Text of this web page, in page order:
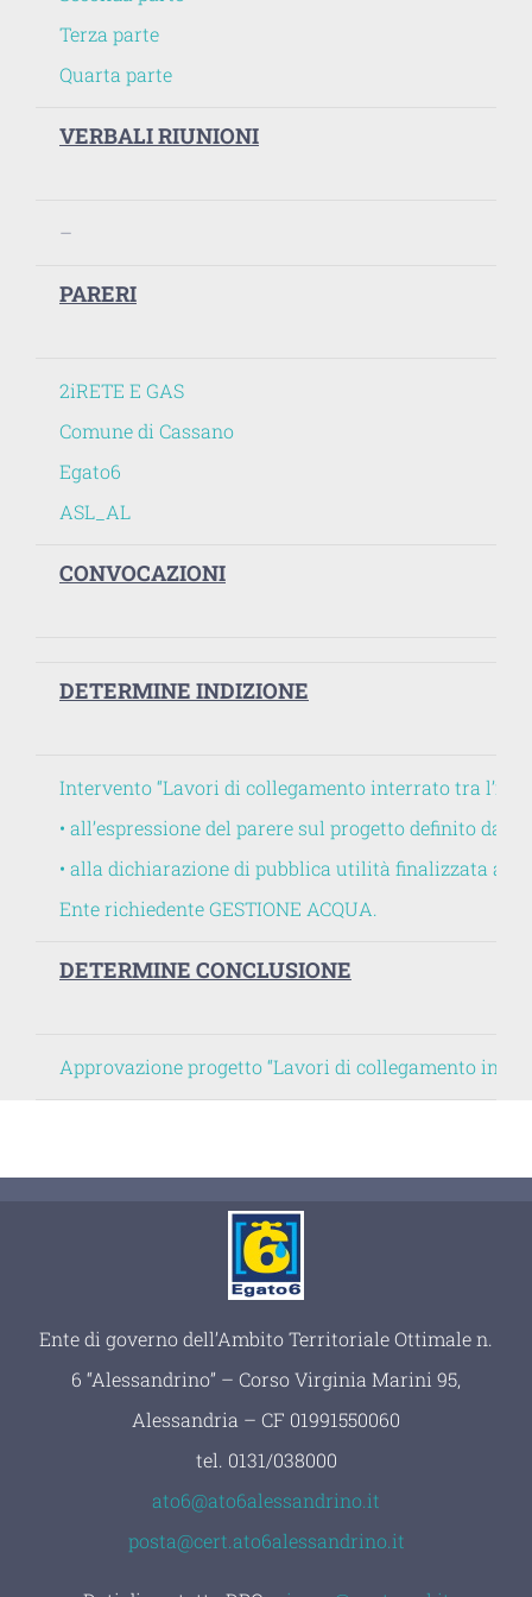
Terza parte
Quarta parte
VERBALI RIUNIONI
–
PARERI
2iRETE E GAS
Comune di Cassano
Egato6
ASL_AL
CONVOCAZIONI
DETERMINE INDIZIONE
Intervento “Lavori di collegamento interrato tra
• all’espressione del parere sul progetto definito da
• alla dichiarazione di pubblica utilità finalizzata
Ente richiedente GESTIONE ACQUA.
DETERMINE CONCLUSIONE
Approvazione progetto “Lavori di collegamento
Ente di governo dell’Ambito Territoriale Ottimale n.
6 “Alessandrino” – Corso Virginia Marini 95,
Alessandria – CF 01991550060
tel. 0131/038000
ato6@ato6alessandrino.it
posta@cert.ato6alessandrino.it